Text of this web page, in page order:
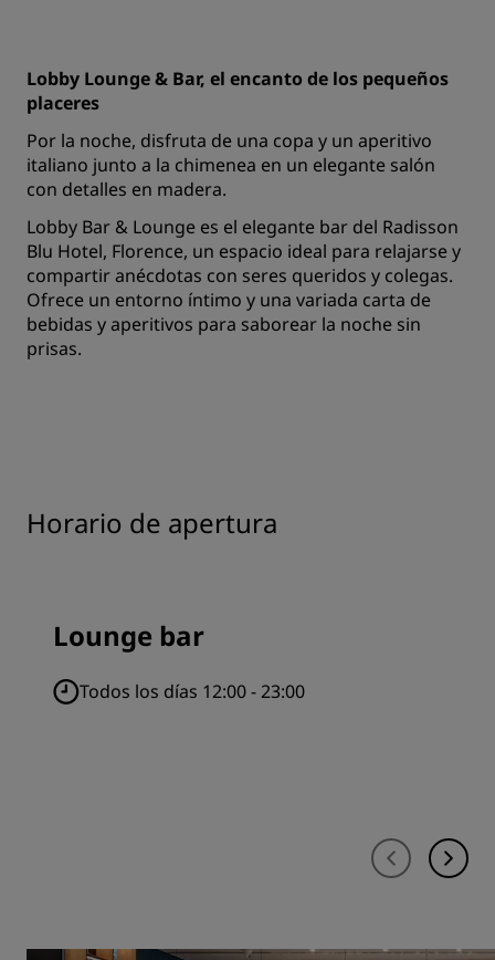
Lobby Lounge & Bar, el encanto de los pequeños
placeres
Por la noche, disfruta de una copa y un aperitivo
italiano junto a la chimenea en un elegante salón
con detalles en madera.
Lobby Bar & Lounge es el elegante bar del Radisson
Blu Hotel, Florence, un espacio ideal para relajarse y
compartir anécdotas con seres queridos y colegas.
Ofrece un entorno íntimo y una variada carta de
bebidas y aperitivos para saborear la noche sin
prisas.
Horario de apertura
Lounge bar
Todos los días 12:00 - 23:00